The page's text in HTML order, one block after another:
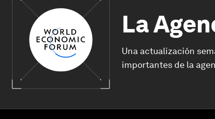
La
Una actualización
importantes de la